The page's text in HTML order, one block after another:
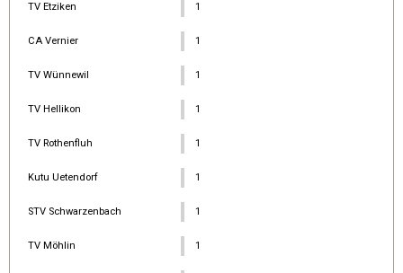
TV Etziken 1
CA Vernier 1
TV Wünnewil 1
TV Hellikon 1
TV Rothenfluh 1
Kutu Uetendorf 1
STV Schwarzenbach 1
TV Möhlin 1